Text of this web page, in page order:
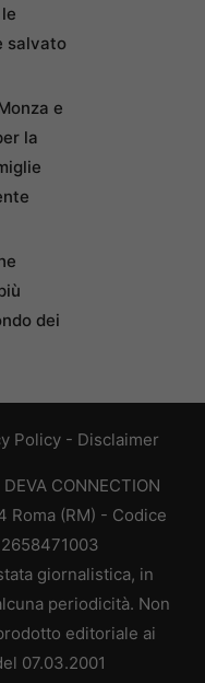
salvato
e
la
dei
Policy - Disclaimer
CONNECTION
Roma (RM) - Codice
giornalistica, in
periodicità. Non
editoriale ai
07.03.2001